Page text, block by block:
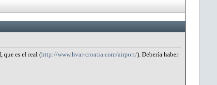
que es el real (http://www.hvar-croatia.com/airport/). Debería haber